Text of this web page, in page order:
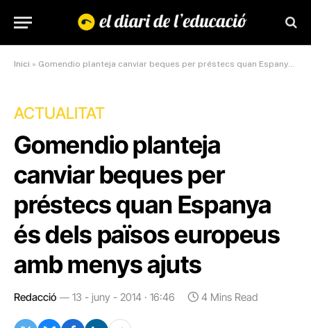
Inici » Gomendio planteja canviar beques per préstecs quan Espanya és dels països europeus amb menys ajuts
ACTUALITAT
Gomendio planteja
canviar beques per
préstecs quan Espanya
és dels països europeus
amb menys ajuts
Redacció 13 - juny - 2014 · 16:46 4 Mins Read